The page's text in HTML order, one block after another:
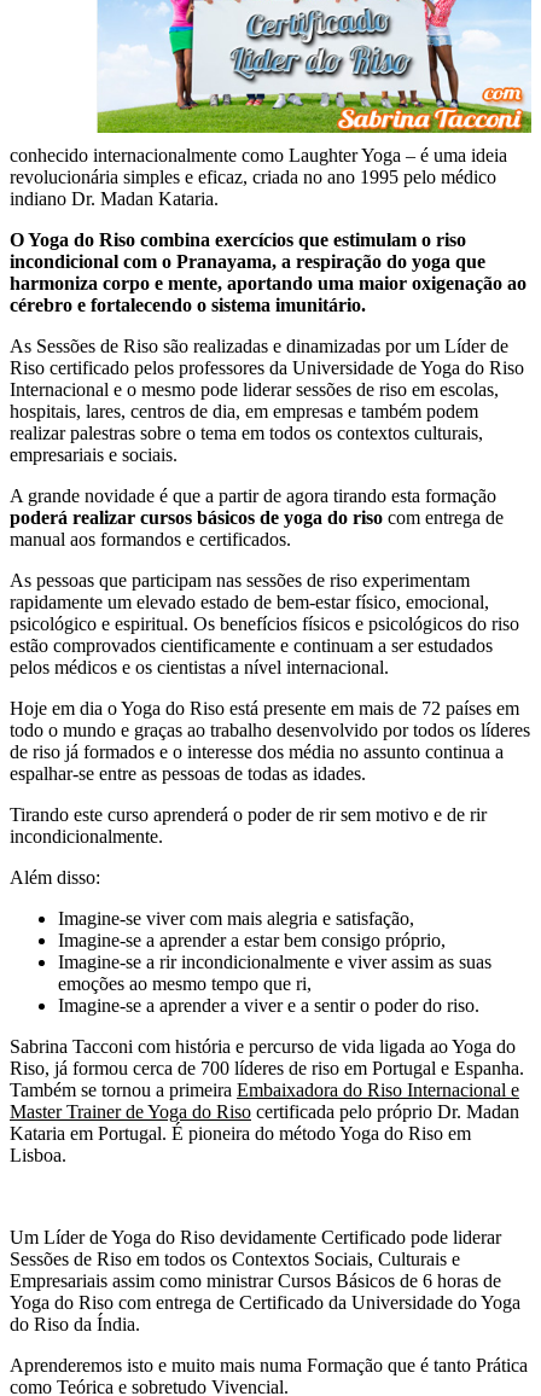
conhecido internacionalmente como Laughter Yoga – é uma ideia
revolucionária simples e eficaz, criada no ano 1995 pelo médico
indiano Dr. Madan Kataria.
O Yoga do Riso combina exercícios que estimulam o riso
incondicional com o Pranayama, a respiração do yoga que
harmoniza corpo e mente, aportando uma maior oxigenação ao
cérebro e fortalecendo o sistema imunitário.
As Sessões de Riso são realizadas e dinamizadas por um Líder de
Riso certificado pelos professores da Universidade de Yoga do Riso
Internacional e o mesmo pode liderar sessões de riso em escolas,
hospitais, lares, centros de dia, em empresas e também podem
realizar palestras sobre o tema em todos os contextos culturais,
empresariais e sociais.
A grande novidade é que a partir de agora tirando esta formação
poderá realizar cursos básicos de yoga do riso com entrega de
manual aos formandos e certificados.
As pessoas que participam nas sessões de riso experimentam
rapidamente um elevado estado de bem-estar físico, emocional,
psicológico e espiritual. Os benefícios físicos e psicológicos do riso
estão comprovados cientificamente e continuam a ser estudados
pelos médicos e os cientistas a nível internacional.
Hoje em dia o Yoga do Riso está presente em mais de 72 países em
todo o mundo e graças ao trabalho desenvolvido por todos os líderes
de riso já formados e o interesse dos média no assunto continua a
espalhar-se entre as pessoas de todas as idades.
Tirando este curso aprenderá o poder de rir sem motivo e de rir
incondicionalmente.
Além disso:
Imagine-se viver com mais alegria e satisfação,
Imagine-se a aprender a estar bem consigo próprio,
Imagine-se a rir incondicionalmente e viver assim as suas
emoções ao mesmo tempo que ri,
Imagine-se a aprender a viver e a sentir o poder do riso.
Sabrina Tacconi com história e percurso de vida ligada ao Yoga do
Riso, já formou cerca de 700 líderes de riso em Portugal e Espanha.
Também se tornou a primeira Embaixadora do Riso Internacional e
Master Trainer de Yoga do Riso certificada pelo próprio Dr. Madan
Kataria em Portugal. É pioneira do método Yoga do Riso em
Lisboa.
Um Líder de Yoga do Riso devidamente Certificado pode liderar
Sessões de Riso em todos os Contextos Sociais, Culturais e
Empresariais assim como ministrar Cursos Básicos de 6 horas de
Yoga do Riso com entrega de Certificado da Universidade do Yoga
do Riso da Índia.
Aprenderemos isto e muito mais numa Formação que é tanto Prática
como Teórica e sobretudo Vivencial.